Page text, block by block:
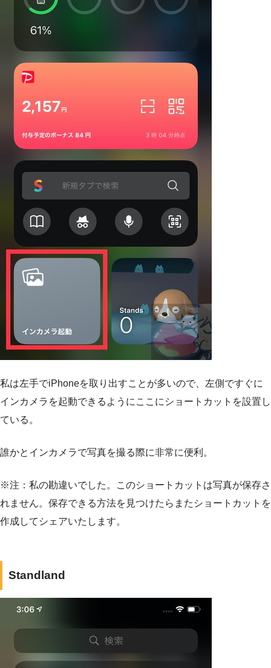
私は左手でiPhoneを取り出すことが多いので、左側ですぐに
インカメラを起動できるようにここにショートカットを設置し
ている。
誰かとインカメラで写真を撮る際に非常に便利。
※注：私の勘違いでした。このショートカットは写真が保存さ
れません。保存できる方法を見つけたらまたショートカットを
作成してシェアいたします。
Standland